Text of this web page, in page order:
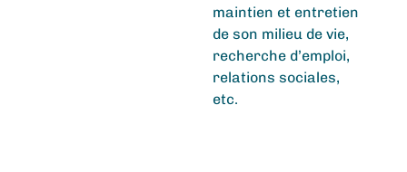
maintien et entretien
de son milieu de vie,
recherche d’emploi,
relations sociales,
etc.